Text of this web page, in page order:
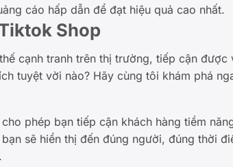
cáo hấp dẫn để đạt hiệu quả cao nhất.
Shop
cạnh tranh trên thị trường, tiếp cận được
tuyệt vời nào? Hãy cùng tôi khám phá
phép bạn tiếp cận khách hàng tiềm
sẽ hiển thị đến đúng người, đúng thời